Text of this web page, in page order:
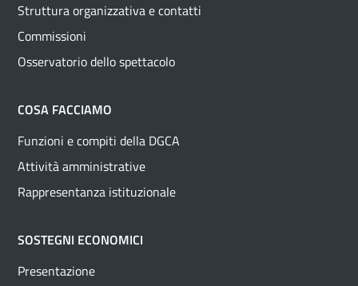
Struttura organizzativa e contatti
Commissioni
Osservatorio dello spettacolo
COSA FACCIAMO
Funzioni e compiti della DGCA
Attività amministrative
Rappresentanza istituzionale
SOSTEGNI ECONOMICI
Presentazione